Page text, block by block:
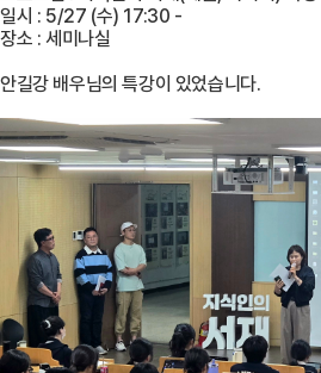
일시 : 5/27 (수) 17:30 -
장소 : 세미나실
안길강 배우님의 특강이 있었습니다.